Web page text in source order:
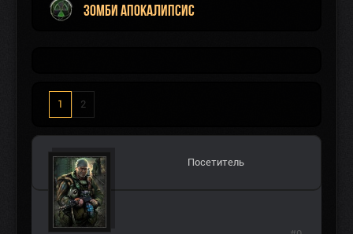
Зомби Апокалипсис
1 2
Посетитель